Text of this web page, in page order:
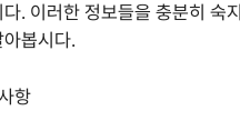
. 이러한 정보들을 충분히 숙
봅시다.
항